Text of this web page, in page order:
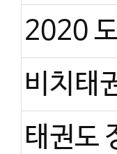
비치태